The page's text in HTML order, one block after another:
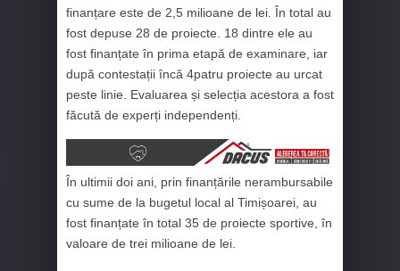
finanțare este de 2,5 milioane de lei. În total au
fost depuse 28 de proiecte. 18 dintre ele au
fost finanțate în prima etapă de examinare, iar
după contestații încă 4patru proiecte au urcat
peste linie. Evaluarea și selecția acestora a fost
făcută de experți independenți.
În ultimii doi ani, prin finanțările nerambursabile
cu sume de la bugetul local al Timișoarei, au
fost finanțate în total 35 de proiecte sportive, în
valoare de trei milioane de lei.